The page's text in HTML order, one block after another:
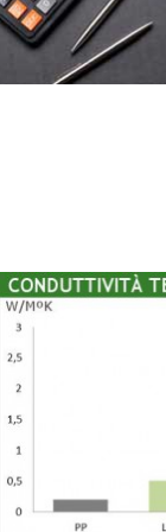
attivo
sito
utenti
per
i
le